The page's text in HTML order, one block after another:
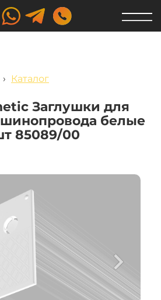
› Каталог
Заглушки для
шинопровода белые
85089/00